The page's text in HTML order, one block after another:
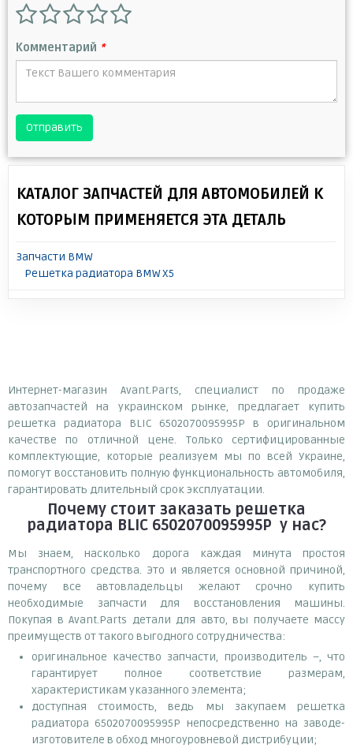
Комментарий *
Отправить
КАТАЛОГ ЗАПЧАСТЕЙ ДЛЯ АВТОМОБИЛЕЙ К
КОТОРЫМ ПРИМЕНЯЕТСЯ ЭТА ДЕТАЛЬ
Запчасти BMW
Решетка радиатора BMW X5
Интернет-магазин Avant.Parts, специалист по продаже
автозапчастей на украинском рынке, предлагает купить
решетка радиатора BLIC 6502070095995P в оригинальном
качестве по отличной цене. Только сертифицированные
комплектующие, которые реализуем мы по всей Украине,
помогут восстановить полную функциональность автомобиля,
гарантировать длительный срок эксплуатации.
Почему стоит заказать решетка
радиатора BLIC 6502070095995P у нас?
Мы знаем, насколько дорога каждая минута простоя
транспортного средства. Это и является основной причиной,
почему все автовладельцы желают срочно купить
необходимые запчасти для восстановления машины.
Покупая в Avant.Parts детали для авто, вы получаете массу
преимуществ от такого выгодного сотрудничества:
оригинальное качество запчасти, производитель –, что
гарантирует полное соответствие размерам,
характеристикам указанного элемента;
доступная стоимость, ведь мы закупаем решетка
радиатора 6502070095995P непосредственно на заводе-
изготовителе в обход многоуровневой дистрибуции;